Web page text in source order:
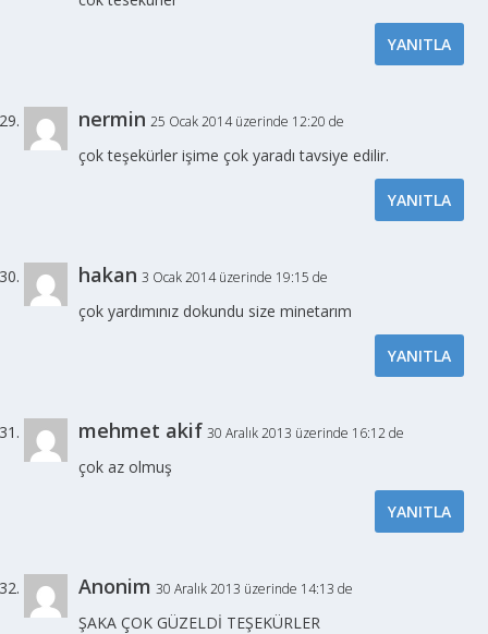
YANITLA
nermin 25 Ocak 2014 üzerinde 12:20 de
çok teşekürler işime çok yaradı tavsiye edilir.
YANITLA
hakan 3 Ocak 2014 üzerinde 19:15 de
çok yardımınız dokundu size minetarım
YANITLA
mehmet akif 30 Aralık 2013 üzerinde 16:12 de
çok az olmuş
YANITLA
Anonim 30 Aralık 2013 üzerinde 14:13 de
ŞAKA ÇOK GÜZELDİ TEŞEKÜRLER